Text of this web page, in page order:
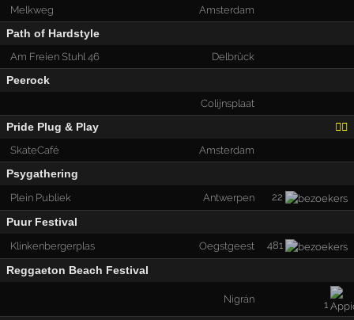
Melkweg Amsterdam
Path of Hardstyle
Am Freien Stuhl 46 Delbrück
Peerock
Colijnsplaat
Pride Plug & Play 🏳️‍🌈
SkateCafé Amsterdam
Psygathering
Plein Publiek Antwerpen 22
Puur Festival
Klinkenbergerplas Oegstgeest 481
Reggaeton Beach Festival
Nigrán 1